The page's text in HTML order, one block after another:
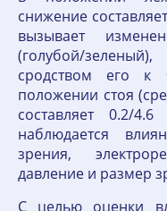
снижение
вызывает
(голубой/
сродством его к
положении стоя
составляет 0.2/
наблюдается
зрения,
давление и размер
С целью оценки